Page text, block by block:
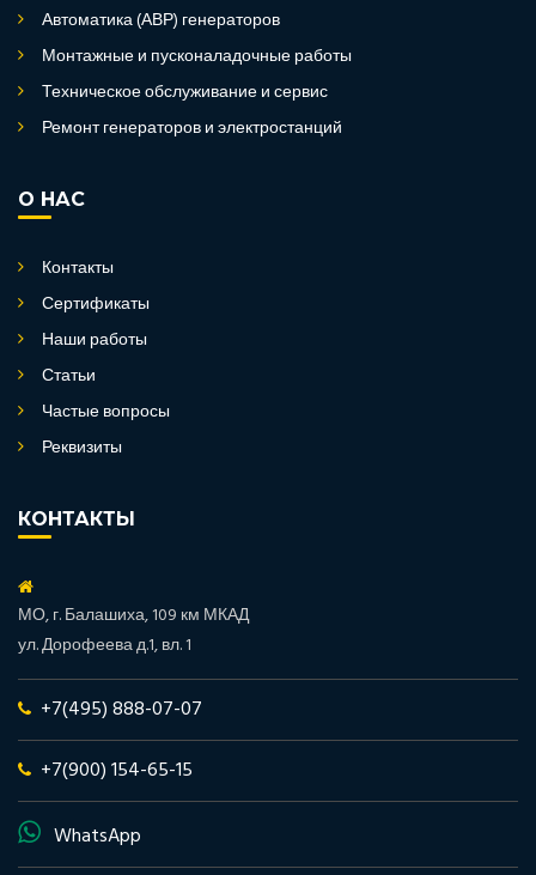
Автоматика (АВР) генераторов
Монтажные и пусконаладочные работы
Техническое обслуживание и сервис
Ремонт генераторов и электростанций
О НАС
Контакты
Сертификаты
Наши работы
Статьи
Частые вопросы
Реквизиты
КОНТАКТЫ
МО, г. Балашиха, 109 км МКАД
ул. Дорофеева д.1, вл. 1
+7(495) 888-07-07
+7(900) 154-65-15
WhatsApp